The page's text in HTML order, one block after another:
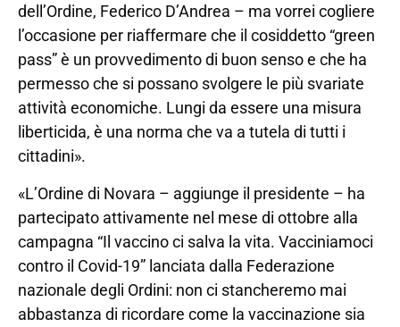
dell’Ordine, Federico D’Andrea – ma vorrei cogliere
l’occasione per riaffermare che il cosiddetto “green
pass” è un provvedimento di buon senso e che ha
permesso che si possano svolgere le più svariate
attività economiche. Lungi da essere una misura
liberticida, è una norma che va a tutela di tutti i
cittadini».
«L’Ordine di Novara – aggiunge il presidente – ha
partecipato attivamente nel mese di ottobre alla
campagna “Il vaccino ci salva la vita. Vacciniamoci
contro il Covid-19” lanciata dalla Federazione
nazionale degli Ordini: non ci stancheremo mai
abbastanza di ricordare come la vaccinazione sia